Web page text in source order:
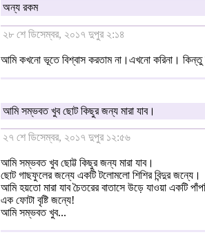
অন্য রকম
২৮ শে ডিসেম্বর, ২০১৭ দুপুর ২:১৪
আমি কখনো ভূতে বিশ্বাস করতাম না।এখনো করিনা। কিন্তু
আমি সম্ভবত খুব ছোট কিছুর জন্য মারা যাব।
২৭ শে ডিসেম্বর, ২০১৭ দুপুর ১২:৫৬
আমি সম্ভবত খুব ছোট্ট কিছুর জন্য মারা যাব।
ছোট গাছফুলের জন্যে একটি টলোমলো শিশির বিন্দুর জন্যে।
আমি হয়তো মারা যাব চৈতরের বাতাসে উড়ে যাওয়া একটি
এক ফোটা বৃষ্টি জন্যে!
আমি সম্ভবত খুব...